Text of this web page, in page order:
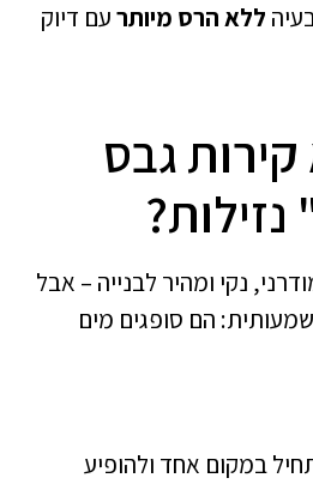
ללא הרס מיותרעם דיוק
גבס
נקי ומהיר לבנייה – אבל
הם סופגים מים
במקום אחד ולהופיע